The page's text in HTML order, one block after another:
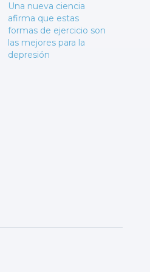
Una nueva ciencia
afirma que estas
formas de ejercicio son
las mejores para la
depresión